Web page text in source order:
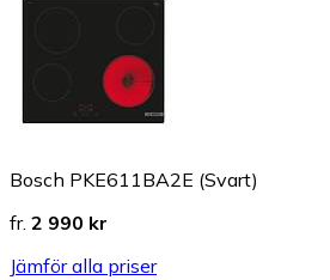
Bosch PKE611BA2E (Svart)
fr. 2 990 kr
Jämför alla priser